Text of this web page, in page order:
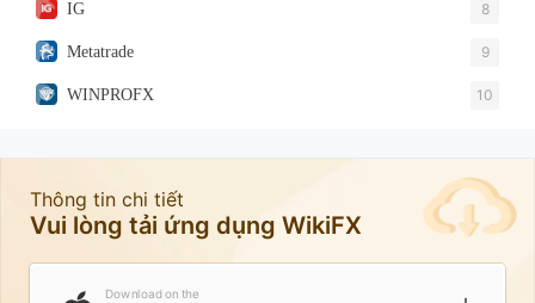
IG 8
Metatrade 9
WINPROFX 10
Thông tin chi tiết
Vui lòng tải ứng dụng WikiFX
Download on the